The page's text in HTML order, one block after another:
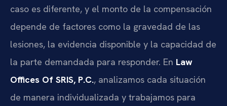
caso es diferente, y el monto de la compensación
depende de factores como la gravedad de las
lesiones, la evidencia disponible y la capacidad de
la parte demandada para responder. En Law
Offices Of SRIS, P.C., analizamos cada situación
de manera individualizada y trabajamos para